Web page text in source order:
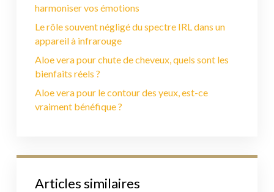
harmoniser vos émotions
Le rôle souvent négligé du spectre IRL dans un
appareil à infrarouge
Aloe vera pour chute de cheveux, quels sont les
bienfaits réels ?
Aloe vera pour le contour des yeux, est-ce
vraiment bénéfique ?
Articles similaires